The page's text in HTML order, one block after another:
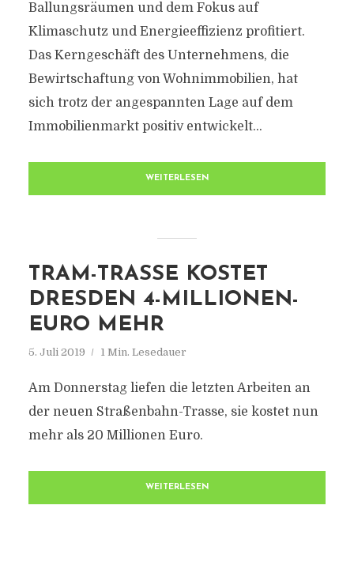
Ballungsräumen und dem Fokus auf
Klimaschutz und Energieeffizienz profitiert.
Das Kerngeschäft des Unternehmens, die
Bewirtschaftung von Wohnimmobilien, hat
sich trotz der angespannten Lage auf dem
Immobilienmarkt positiv entwickelt...
WEITERLESEN
TRAM-TRASSE KOSTET
DRESDEN 4-MILLIONEN-
EURO MEHR
5. Juli 2019 1 Min. Lesedauer
Am Donnerstag liefen die letzten Arbeiten an
der neuen Straßenbahn-Trasse, sie kostet nun
mehr als 20 Millionen Euro.
WEITERLESEN